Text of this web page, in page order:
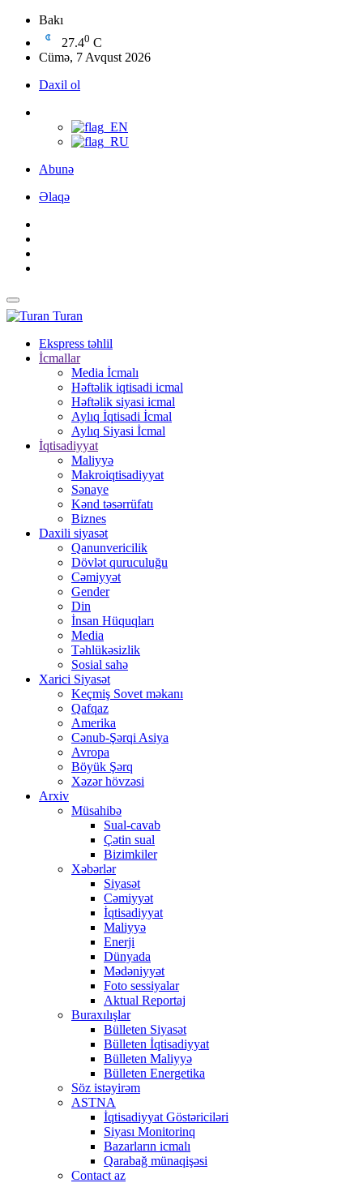
Bakı
27.40 C
Cümə, 7 Avqust 2026
Daxil ol
Abunə
Əlaqə
Turan
Ekspress təhlil
İcmallar
Media İcmalı
Həftəlik iqtisadi icmal
Həftəlik siyasi icmal
Aylıq İqtisadi İcmal
Aylıq Siyasi İcmal
İqtisadiyyat
Maliyyə
Makroiqtisadiyyat
Sənaye
Kənd təsərrüfatı
Biznes
Daxili siyasət
Qanunvericilik
Dövlət quruculuğu
Cəmiyyət
Gender
Din
İnsan Hüquqları
Media
Təhlükəsizlik
Sosial sahə
Xarici Siyasət
Keçmiş Sovet məkanı
Qafqaz
Amerika
Cənub-Şərqi Asiya
Avropa
Böyük Şərq
Xəzər hövzəsi
Arxiv
Müsahibə
Sual-cavab
Çətin sual
Bizimkiler
Xəbərlər
Siyasət
Cəmiyyət
İqtisadiyyat
Maliyyə
Enerji
Dünyada
Mədəniyyət
Foto sessiyalar
Aktual Reportaj
Buraxılışlar
Bülleten Siyasət
Bülleten İqtisadiyyat
Bülleten Maliyyə
Bülleten Energetika
Söz istəyirəm
ASTNA
İqtisadiyyat Göstəriciləri
Siyası Monitorinq
Bazarların icmalı
Qarabağ münaqişəsi
Contact az